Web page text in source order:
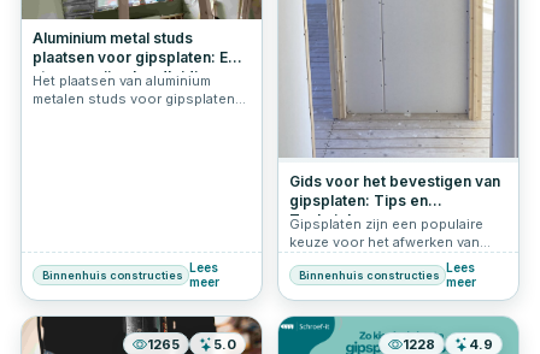
Aluminium metal studs
plaatsen voor gipsplaten: Een
stapsgewijze handleiding
Het plaatsen van aluminium
metalen studs voor gipsplaten
Binnenhuis constructies
Lees
meer
Gids voor het bevestigen van
gipsplaten: Tips en
Technieken
Gipsplaten zijn een populaire
keuze voor het afwerken van
binnenmuren en plafonds
vanwege hun veelzijdigheid en
eenvoudige installatie. Hier een
kort overzicht van hoe je
gipsplaten kunt bevestigen.
Binnenhuis constructies
Lees
meer
1265 5.0 1228 4.9